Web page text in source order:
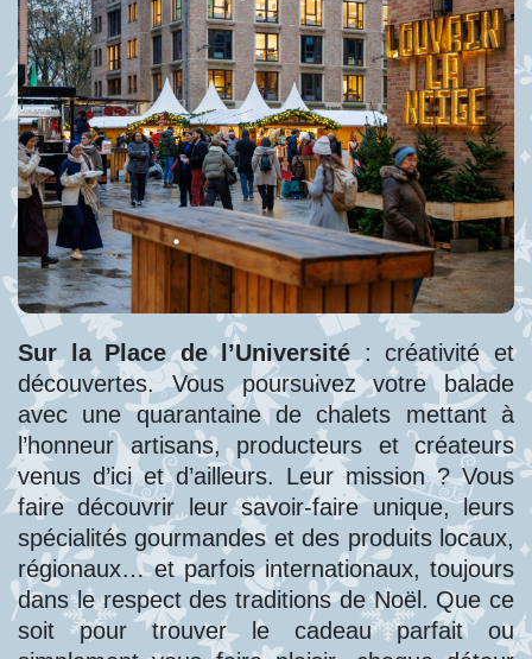
Sur la Place de l’Université : créativité et
découvertes. Vous poursuivez votre balade
avec une quarantaine de chalets mettant à
l’honneur artisans, producteurs et créateurs
venus d’ici et d’ailleurs. Leur mission ? Vous
faire découvrir leur savoir-faire unique, leurs
spécialités gourmandes et des produits locaux,
régionaux… et parfois internationaux, toujours
dans le respect des traditions de Noël. Que ce
soit pour trouver le cadeau parfait ou